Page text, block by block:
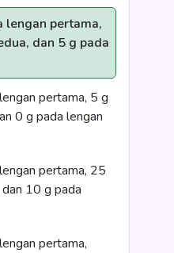
lengan pertama,
dan 5 g pada
pertama, 5 g
0 g pada lengan
pertama, 25
10 g pada
pertama,